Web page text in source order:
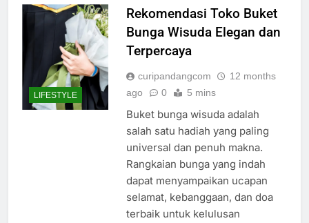
LIFESTYLE
Rekomendasi Toko Buket
Bunga Wisuda Elegan dan
Terpercaya
curipandangcom
12 months
ago
0 5 mins
Buket bunga wisuda adalah
salah satu hadiah yang paling
universal dan penuh makna.
Rangkaian bunga yang indah
dapat menyampaikan ucapan
selamat, kebanggaan, dan doa
terbaik untuk kelulusan